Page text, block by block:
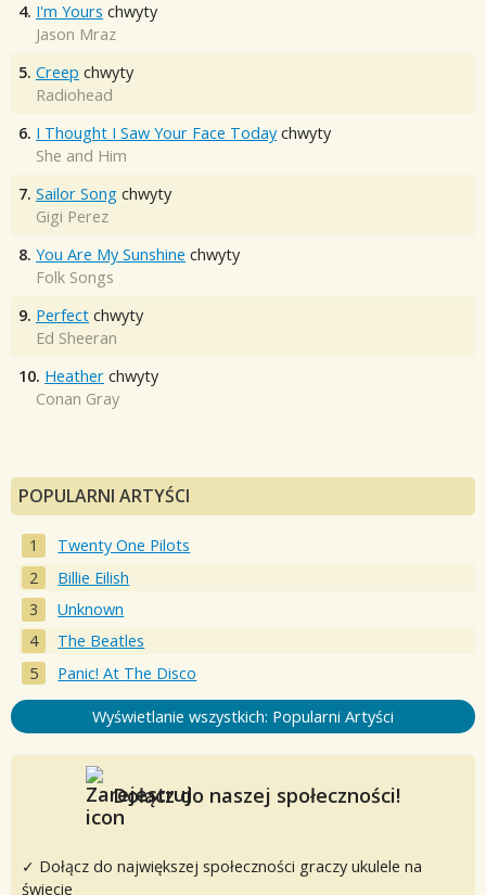
4. I'm Yours chwyty
Jason Mraz
5. Creep chwyty
Radiohead
6. I Thought I Saw Your Face Today chwyty
She and Him
7. Sailor Song chwyty
Gigi Perez
8. You Are My Sunshine chwyty
Folk Songs
9. Perfect chwyty
Ed Sheeran
10. Heather chwyty
Conan Gray
POPULARNI ARTYŚCI
Twenty One Pilots
Billie Eilish
Unknown
The Beatles
Panic! At The Disco
Wyświetlanie wszystkich: Popularni Artyści
Dołącz do naszej społeczności!
✓ Dołącz do największej społeczności graczy ukulele na
świecie